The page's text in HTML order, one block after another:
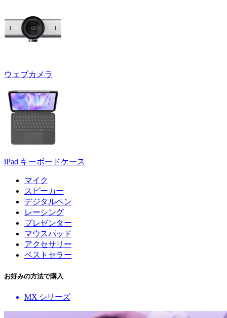
ウェブカメラ
iPad キーボードケース
マイク
スピーカー
デジタルペン
レーシング
プレゼンター
マウスパッド
アクセサリー
ベストセラー
お好みの方法で購入
MX シリーズ